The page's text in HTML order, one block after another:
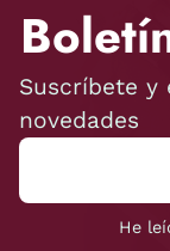
Suscríbete y
novedades
He